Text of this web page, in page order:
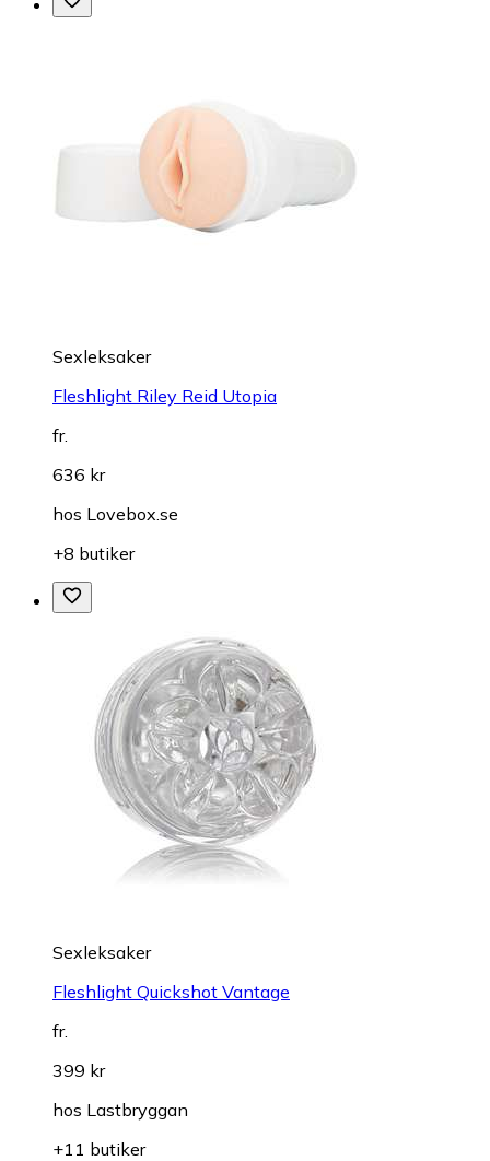
Sexleksaker
Fleshlight Riley Reid Utopia
fr.
636 kr
hos Lovebox.se
+8 butiker
Sexleksaker
Fleshlight Quickshot Vantage
fr.
399 kr
hos Lastbryggan
+11 butiker